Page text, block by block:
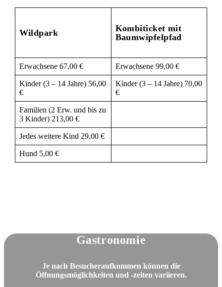
Wildpark
Kombiticket mit
Baumwipfelpfad
Erwachsene 67,00 € Erwachsene 99,00 €
Kinder (3 – 14 Jahre) 56,00
€
Kinder (3 – 14 Jahre) 70,00
€
Familien (2 Erw. und bis zu
3 Kinder) 213,00 €
Jedes weitere Kind 29,00 €
Hund 5,00 €
Gastronomie
Je nach Besucheraufkommen können die
Öffnungsmöglichkeiten und -zeiten variieren.